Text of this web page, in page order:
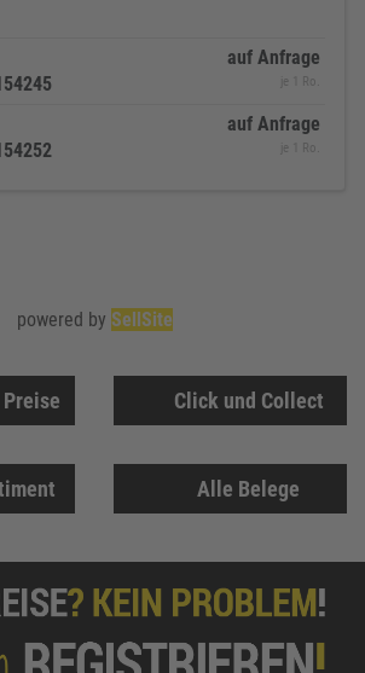
auf Anfrage
je 1 Ro.
auf Anfrage
je 1 Ro.
Click und Collect
Alle Belege
powered by SellSite